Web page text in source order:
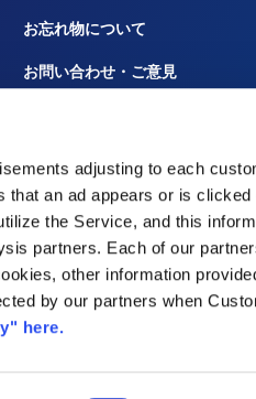
adjusting to each
an ad appears or is clicked
the Service, and this
partners. Each of our
other information
by our partners when
here.
お忘れ物について
お問い合わせ・ご意見
大事なお知らせや規程
災害時の対応
ル株式会社